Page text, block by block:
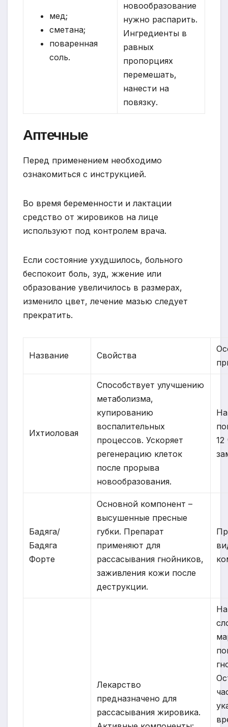
мед;
сметана;
поваренная
соль.
новообразование
нужно распарить.
Ингредиенты в
равных
пропорциях
перемешать,
нанести на
повязку.
Аптечные
Перед применением необходимо
ознакомиться с инструкцией.
Во время беременности и лактации
средство от жировиков на лице
используют под контролем врача.
Если состояние ухудшилось, больного
беспокоит боль, зуд, жжение или
образование увеличилось в размерах,
изменило цвет, лечение мазью следует
прекратить.
Название Свойства
Ихтиоловая
Способствует улучшению
метаболизма,
купированию
воспалительных
процессов. Ускоряет
регенерацию клеток
после прорыва
новообразования.
12
Бадяга/
Бадяга
Форте
Основной компонент –
высушенные пресные
губки. Препарат
применяют для
рассасывания гнойников,
заживления кожи после
деструкции.
Лекарство
предназначено для
рассасывания жировика.